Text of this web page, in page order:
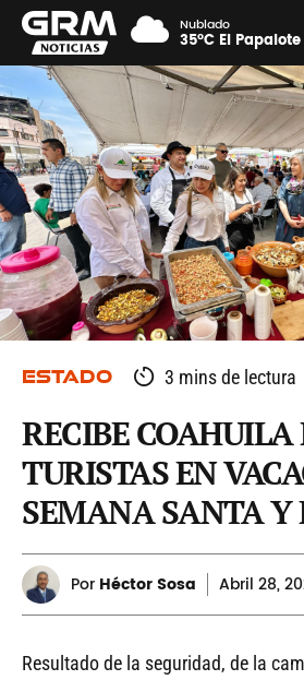
Nublado
35°C El Papalote
ESTADO 3 mins de lectura
RECIBE COAHUILA
TURISTAS EN
SEMANA SANTA Y
Por Héctor Sosa Abril 28,
Resultado de la seguridad, de la